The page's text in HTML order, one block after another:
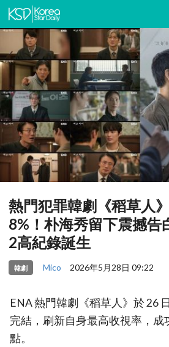
熱門犯罪韓劇《稻草人
8%！朴海秀留下震撼告
2高紀錄誕生
韓劇 Mico 2026年5月28日 09:22
ENA 熱門韓劇《稻草人》於 26
完結，刷新自身最高收視率，成
點。